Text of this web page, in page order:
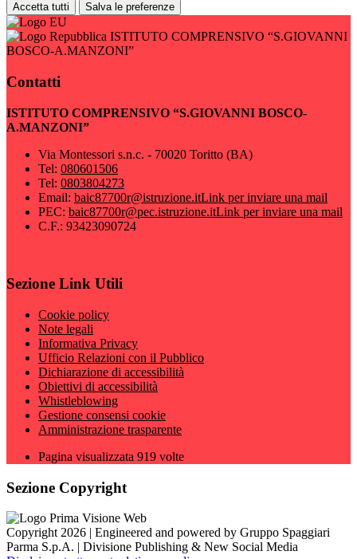
Accetta tutti Salva le preferenze
ISTITUTO COMPRENSIVO “S.GIOVANNI
BOSCO-A.MANZONI”
Contatti
ISTITUTO COMPRENSIVO “S.GIOVANNI BOSCO-
A.MANZONI”
Via Montessori s.n.c. - 70020 Toritto (BA)
Tel: 080601506
Tel: 0803804273
Email: baic87700r@istruzione.itLink per inviare una mail
PEC: baic87700r@pec.istruzione.itLink per inviare una mail
C.F.: 93423090724
Sezione Link Utili
Cookie policy
Note legali
Informativa Privacy
Ufficio Relazioni con il Pubblico
Dichiarazione di accessibilità
Obiettivi di accessibilità
Whistleblowing
Gestione consensi cookie
Amministrazione trasparente
Pagina visualizzata 919 volte
Sezione Copyright
Copyright 2026 | Engineered and powered by Gruppo Spaggiari
Parma S.p.A. | Divisione Publishing & New Social Media